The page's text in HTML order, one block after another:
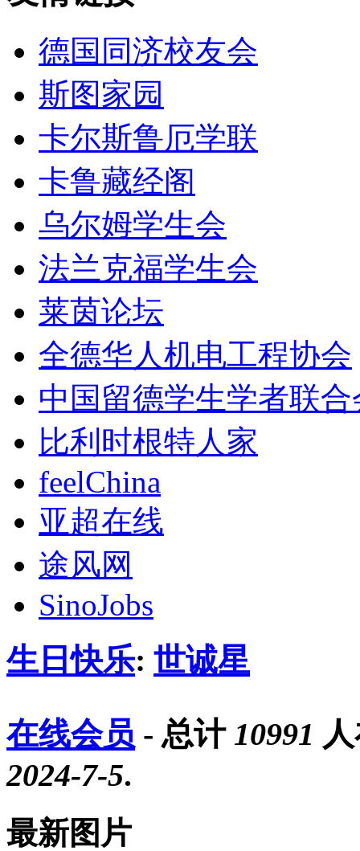
德国同济校友会
斯图家园
卡尔斯鲁厄学联
卡鲁藏经阁
乌尔姆学生会
法兰克福学生会
莱茵论坛
全德华人机电工程协会
中国留德学生学者联合
比利时根特人家
feelChina
亚超在线
途风网
SinoJobs
生日快乐: 世诚星
在线会员 - 总计 10991
2024-7-5.
最新图片